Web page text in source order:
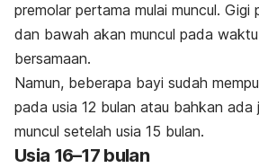
premolar pertama mulai muncul. Gigi
dan bawah akan muncul pada
bersamaan.
Namun, beberapa bayi sudah
pada usia 12 bulan atau bahkan ada
muncul setelah usia 15 bulan.
Usia 16–17 bulan